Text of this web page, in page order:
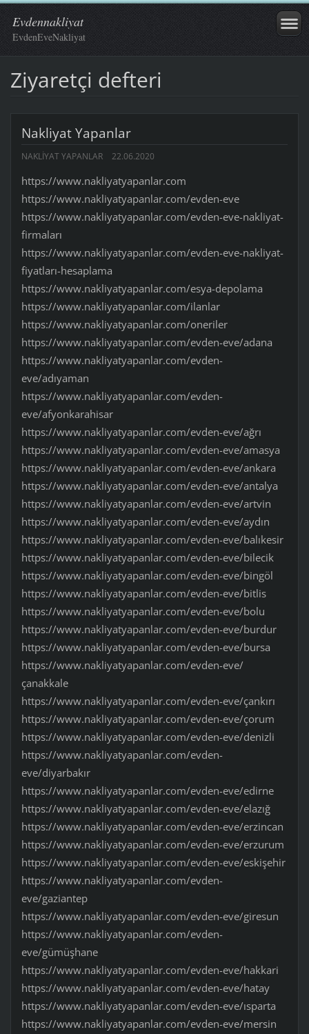
Evdennakliyat
EvdenEveNakliyat
Ziyaretçi defteri
Nakliyat Yapanlar
NAKLIYAT YAPANLAR 22.06.2020
https://www.nakliyatyapanlar.com
https://www.nakliyatyapanlar.com/evden-eve
https://www.nakliyatyapanlar.com/evden-eve-nakliyat-
firmaları
https://www.nakliyatyapanlar.com/evden-eve-nakliyat-
fiyatları-hesaplama
https://www.nakliyatyapanlar.com/esya-depolama
https://www.nakliyatyapanlar.com/ilanlar
https://www.nakliyatyapanlar.com/oneriler
https://www.nakliyatyapanlar.com/evden-eve/adana
https://www.nakliyatyapanlar.com/evden-
eve/adıyaman
https://www.nakliyatyapanlar.com/evden-
eve/afyonkarahisar
https://www.nakliyatyapanlar.com/evden-eve/ağrı
https://www.nakliyatyapanlar.com/evden-eve/amasya
https://www.nakliyatyapanlar.com/evden-eve/ankara
https://www.nakliyatyapanlar.com/evden-eve/antalya
https://www.nakliyatyapanlar.com/evden-eve/artvin
https://www.nakliyatyapanlar.com/evden-eve/aydın
https://www.nakliyatyapanlar.com/evden-eve/balıkesir
https://www.nakliyatyapanlar.com/evden-eve/bilecik
https://www.nakliyatyapanlar.com/evden-eve/bingöl
https://www.nakliyatyapanlar.com/evden-eve/bitlis
https://www.nakliyatyapanlar.com/evden-eve/bolu
https://www.nakliyatyapanlar.com/evden-eve/burdur
https://www.nakliyatyapanlar.com/evden-eve/bursa
https://www.nakliyatyapanlar.com/evden-eve/
çanakkale
https://www.nakliyatyapanlar.com/evden-eve/çankırı
https://www.nakliyatyapanlar.com/evden-eve/çorum
https://www.nakliyatyapanlar.com/evden-eve/denizli
https://www.nakliyatyapanlar.com/evden-
eve/diyarbakır
https://www.nakliyatyapanlar.com/evden-eve/edirne
https://www.nakliyatyapanlar.com/evden-eve/elazığ
https://www.nakliyatyapanlar.com/evden-eve/erzincan
https://www.nakliyatyapanlar.com/evden-eve/erzurum
https://www.nakliyatyapanlar.com/evden-eve/eskişehir
https://www.nakliyatyapanlar.com/evden-
eve/gaziantep
https://www.nakliyatyapanlar.com/evden-eve/giresun
https://www.nakliyatyapanlar.com/evden-
eve/gümüşhane
https://www.nakliyatyapanlar.com/evden-eve/hakkari
https://www.nakliyatyapanlar.com/evden-eve/hatay
https://www.nakliyatyapanlar.com/evden-eve/ısparta
https://www.nakliyatyapanlar.com/evden-eve/mersin